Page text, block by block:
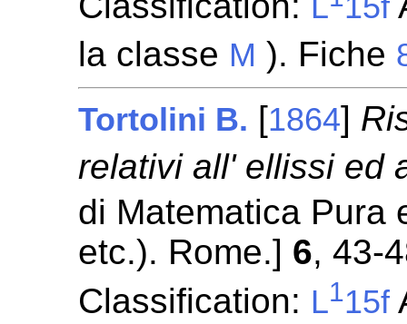
la classe M ). Fiche
Tortolini B. [1864]
relativi all' ellissi ed
di Matematica Pura
etc.). Rome.] 6, 43-
Classification: L115f